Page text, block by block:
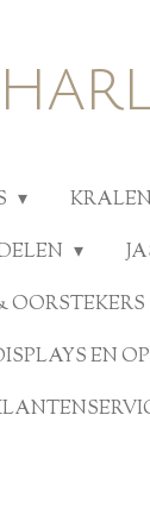
KRALEN
OORSTEKERS
EN